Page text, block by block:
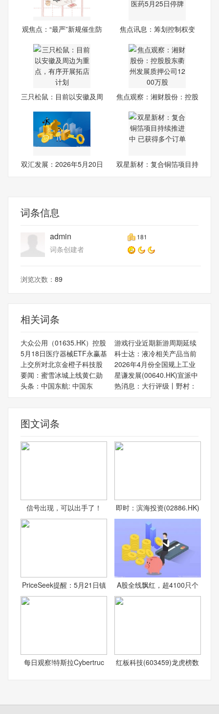
观焦点：“最严”新规催生防
焦点讯息：筹划控制权变
三只松鼠：目前以安徽及周
焦点观察：湘财股份：控股
双汇发展：2026年5月20日
双星新材：复合铜箔项目持
词条信息
admin 181
词条创建者
浏览次数： 89
相关词条
大众公用（01635.HK）控股
游戏行业近期新游周期延续
5月18日医疗器械ETF永赢基
科士达：液冷相关产品当前
上交所对北京金橙子科技股
2026年4月份全国规上工业
要闻：蜜雪冰城上线黄仁勋
星谦发展(00640.HK)宣派中
头条：中国东航: 中国东
热消息：大行评级丨野村：
图文词条
信号出现，可以出手了！ 即时：滨海投资(02886.HK)
PriceSeek提醒：5月21日镇 A股全线飘红，超4100只个
每日观察!特斯拉Cybertruc 红板科技(603459)龙虎榜数